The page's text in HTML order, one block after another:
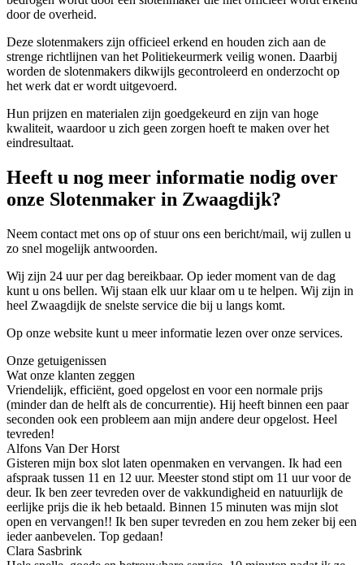
door de overheid.
Deze slotenmakers zijn officieel erkend en houden zich aan de
strenge richtlijnen van het Politiekeurmerk veilig wonen. Daarbij
worden de slotenmakers dikwijls gecontroleerd en onderzocht op
het werk dat er wordt uitgevoerd.
Hun prijzen en materialen zijn goedgekeurd en zijn van hoge
kwaliteit, waardoor u zich geen zorgen hoeft te maken over het
eindresultaat.
Heeft u nog meer informatie nodig over
onze Slotenmaker in Zwaagdijk?
Neem contact met ons op of stuur ons een bericht/mail, wij zullen u
zo snel mogelijk antwoorden.
Wij zijn 24 uur per dag bereikbaar. Op ieder moment van de dag
kunt u ons bellen. Wij staan elk uur klaar om u te helpen. Wij zijn in
heel Zwaagdijk de snelste service die bij u langs komt.
Op onze website kunt u meer informatie lezen over onze services.
Onze getuigenissen
Wat onze klanten zeggen
Vriendelijk, efficiënt, goed opgelost en voor een normale prijs
(minder dan de helft als de concurrentie). Hij heeft binnen een paar
seconden ook een probleem aan mijn andere deur opgelost. Heel
tevreden!
Alfons Van Der Horst
Gisteren mijn box slot laten openmaken en vervangen. Ik had een
afspraak tussen 11 en 12 uur. Meester stond stipt om 11 uur voor de
deur. Ik ben zeer tevreden over de vakkundigheid en natuurlijk de
eerlijke prijs die ik heb betaald. Binnen 15 minuten was mijn slot
open en vervangen!! Ik ben super tevreden en zou hem zeker bij een
ieder aanbevelen. Top gedaan!
Clara Sasbrink